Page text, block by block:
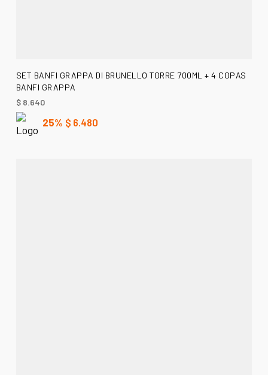
AÑADIR AL CARRITO
SET BANFI GRAPPA DI BRUNELLO TORRE 700ML + 4 COPAS
BANFI GRAPPA
$8.640
25% $ 6.480